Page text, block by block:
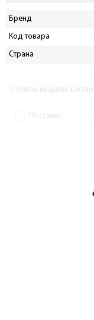
Бренд
Код товара
Страна
Пункты выдачи
Постамат